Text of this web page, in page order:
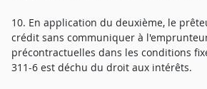
10. En application du deuxième, le
crédit sans communiquer à
précontractuelles dans les conditions
311-6 est déchu du droit aux intérêts.